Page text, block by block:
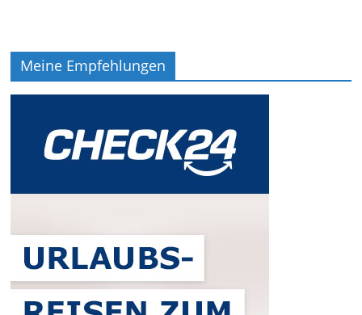
Meine Empfehlungen